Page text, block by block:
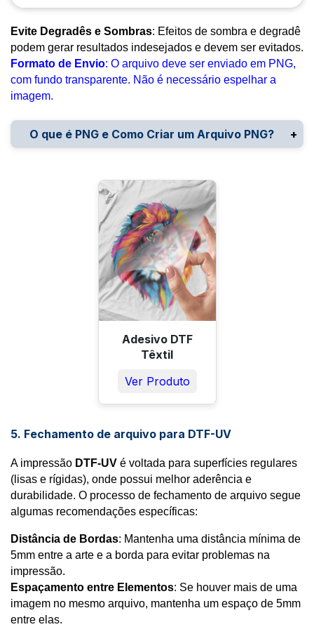
Evite Degradês e Sombras: Efeitos de sombra e degradê
podem gerar resultados indesejados e devem ser evitados.
Formato de Envio: O arquivo deve ser enviado em PNG,
com fundo transparente. Não é necessário espelhar a
imagem.
O que é PNG e Como Criar um Arquivo PNG?
(Portable Network Graphics) é um formato de
arquivo de imagem amplamente utilizado,
conhecido por suportar fundo transparente
compressão sem perda de
. Isso significa que, mesmo depois de
editar ou compactar a imagem, ela mantém sua
qualidade original.
Por que utilizar PNG?
No contexto de impressão DTF, o formato PNG é
especialmente importante por permitir que você
essencial para que apenas as partes visíveis da
imagem sejam impressas, sem nenhuma borda
intencional!
Vantagens do PNG:
Suporte a transparência: É o principal
motivo para seu uso em DTF, permitindo um
Alta qualidade: Diferente de formatos como
JPEG, o PNG não perde qualidade quando
Ampla compatibilidade: Pode ser utilizado
em vários softwares de edição de imagem.
Adesivo DTF
Têxtil
Ver Produto
5. Fechamento de arquivo para DTF-UV
A impressão DTF-UV é voltada para superfícies regulares
(lisas e rígidas), onde possui melhor aderência e
durabilidade. O processo de fechamento de arquivo segue
algumas recomendações específicas:
Distância de Bordas: Mantenha uma distância mínima de
5mm entre a arte e a borda para evitar problemas na
impressão.
Espaçamento entre Elementos: Se houver mais de uma
imagem no mesmo arquivo, mantenha um espaço de 5mm
entre elas.